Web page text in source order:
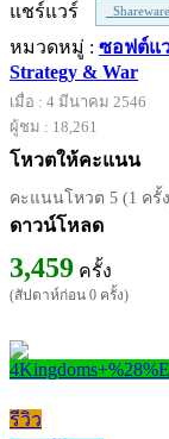
แชร์แวร์
หมวดหมู่ : ซอฟต์แว
Strategy & War
เมื่อ : 4 มีนาคม 2546
ผู้ชม : 18,261
โหวตให้คะแนน
คะแนนโหวต 5 (1 ครั้
ดาวน์โหลด
3,459 ครั้ง
(สัปดาห์ก่อน 0 ครั้ง)
รีวิว